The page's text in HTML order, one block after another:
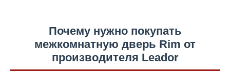
Почему нужно покупать
межкомнатную дверь Rim от
производителя Leador